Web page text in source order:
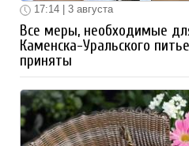
17:14 | 3 августа
Все меры, необходимые
Каменска-Уральского
приняты